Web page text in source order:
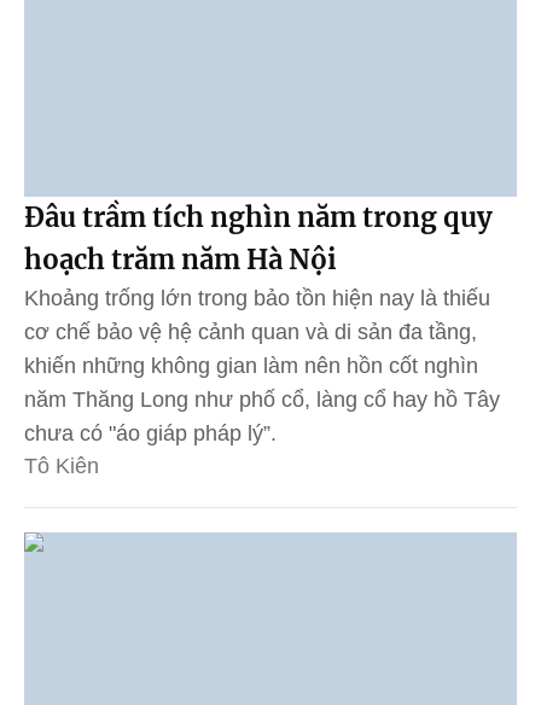
Đâu trầm tích nghìn năm trong quy
hoạch trăm năm Hà Nội
Khoảng trống lớn trong bảo tồn hiện nay là thiếu
cơ chế bảo vệ hệ cảnh quan và di sản đa tầng,
khiến những không gian làm nên hồn cốt nghìn
năm Thăng Long như phố cổ, làng cổ hay hồ Tây
chưa có "áo giáp pháp lý”.
Tô Kiên